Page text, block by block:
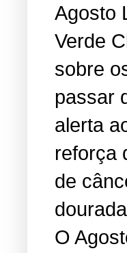
Agosto
Verde
sobre
passar
alerta
reforça
de
O